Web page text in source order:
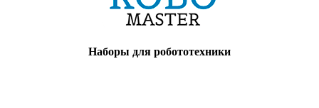
Наборы для робототехники